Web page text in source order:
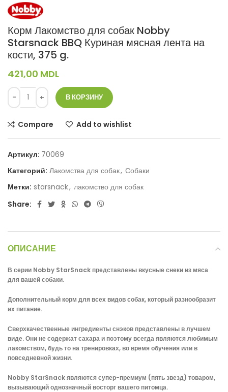
Корм Лакомство для собак Nobby
Starsnack BBQ Куриная мясная лента на
кости, 375 g.
421,00 MDL
В КОРЗИНУ
Compare Add to wishlist
Артикул: 70069
Категорий: Лакомства для собак, Собаки
Метки: starsnack, лакомство для собак
Share:
ОПИСАНИЕ
В серии Nobby StarSnack представлены вкусные снеки из мяса
для вашей собаки.
Дополнительный корм для всех видов собак, который разнообразит
их питание.
Сверхкачественные ингредиенты снэков представлены в лучшем
виде.Они не содержат сахара и поэтому всегда являются любимым
лакомством, будь то на тренировках, во время обучения или в
повседневной жизни.
Nobby StarSnack являются супер-премиум (пять звезд) товаром,
вызывающий однозначный восторг вашего питомца.